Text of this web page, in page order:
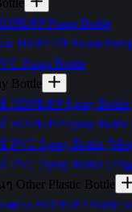
PP Pump Bottle
HDPE/PP Foam
Pump Bottle
Bottle
HDPE/PP Spray Bottle
HDPE/PP Spray Bottle
PVC Spray Bottle
PVC Spray Bottle
Other Plastic Bottle
วง HDPE/PP Bottle